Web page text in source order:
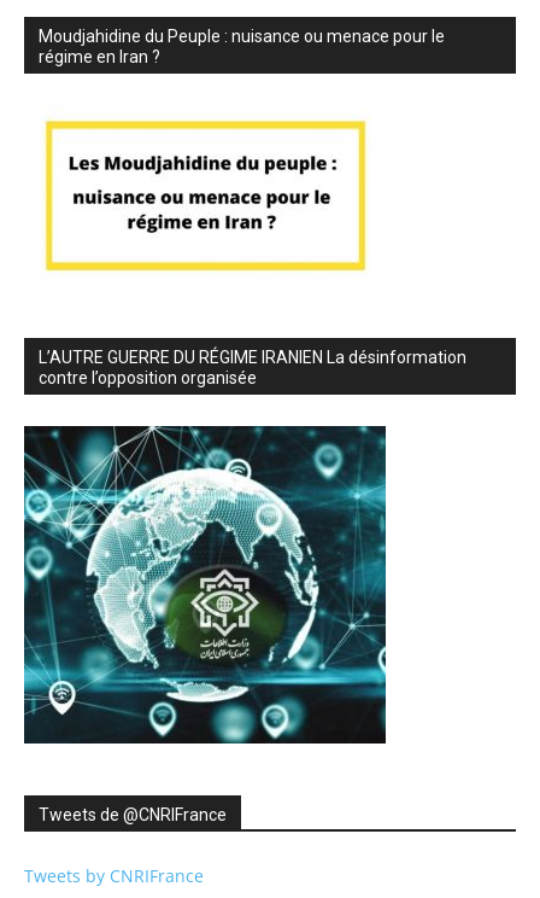
Moudjahidine du Peuple : nuisance ou menace pour le
régime en Iran ?
L’AUTRE GUERRE DU RÉGIME IRANIEN La désinformation
contre l’opposition organisée
Tweets de ‎@CNRIFrance
Tweets by CNRIFrance